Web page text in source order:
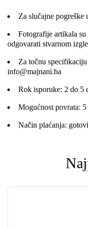
Za slučajne
Fotografije artikala
odgovarati stvarnom
Za točnu
info@majnani.ba
Rok isporuke: 2 do 5
Mogućnost povrata:
Način plaćanja: